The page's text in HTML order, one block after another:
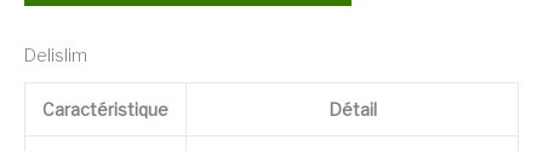
Delislim
Caractéristique Détail